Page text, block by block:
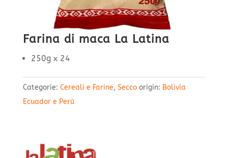
Farina di maca La Latina
250g x 24
Categorie: Cereali e Farine, Secco origin: Bolivia
Ecuador e Perù